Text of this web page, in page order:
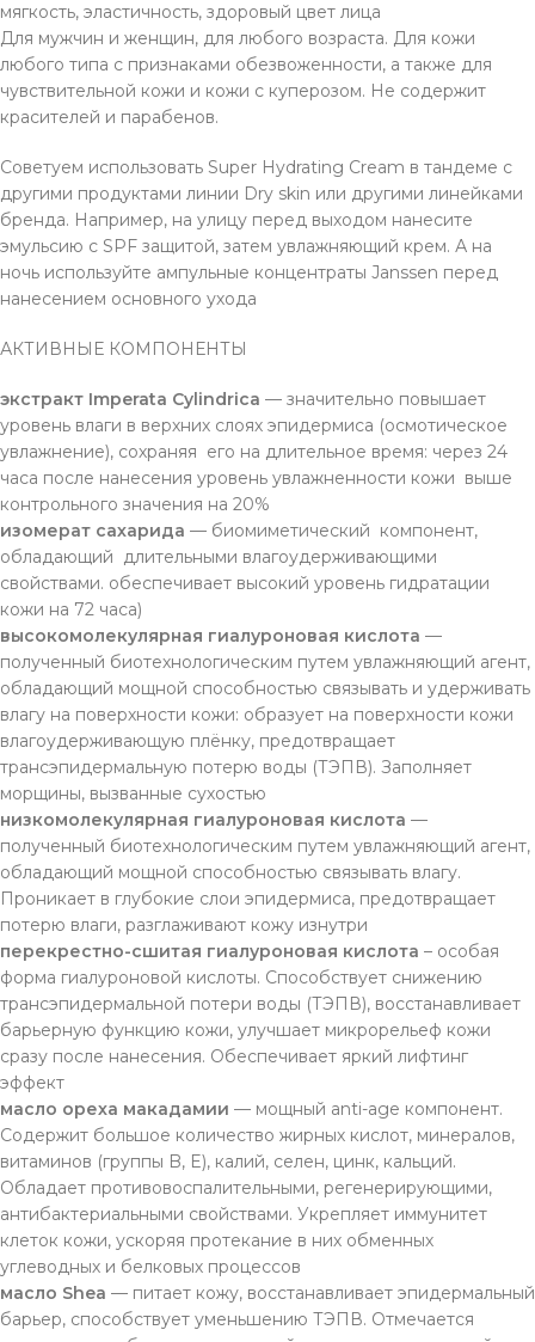
мягкость, эластичность, здоровый цвет лица
Для мужчин и женщин, для любого возраста. Для кожи
любого типа с признаками обезвоженности, а также для
чувствительной кожи и кожи с куперозом. Не содержит
красителей и парабенов.
Советуем использовать Super Hydrating Cream в тандеме с
другими продуктами линии Dry skin или другими линейками
бренда. Например, на улицу перед выходом нанесите
эмульсию с SPF защитой, затем увлажняющий крем. А на
ночь используйте ампульные концентраты Janssen перед
нанесением основного ухода
АКТИВНЫЕ КОМПОНЕНТЫ
экстракт Imperata Cylindrica — значительно повышает
уровень влаги в верхних слоях эпидермиса (осмотическое
увлажнение), сохраняя его на длительное время: через 24
часа после нанесения уровень увлажненности кожи выше
контрольного значения на 20%
изомерат сахарида — биомиметический компонент,
обладающий длительными влагоудерживающими
свойствами. обеспечивает высокий уровень гидратации
кожи на 72 часа)
высокомолекулярная гиалуроновая кислота —
полученный биотехнологическим путем увлажняющий агент,
обладающий мощной способностью связывать и удерживать
влагу на поверхности кожи: образует на поверхности кожи
влагоудерживающую плёнку, предотвращает
трансэпидермальную потерю воды (ТЭПВ). Заполняет
морщины, вызванные сухостью
низкомолекулярная гиалуроновая кислота —
полученный биотехнологическим путем увлажняющий агент,
обладающий мощной способностью связывать влагу.
Проникает в глубокие слои эпидермиса, предотвращает
потерю влаги, разглаживают кожу изнутри
перекрестно-сшитая гиалуроновая кислота – особая
форма гиалуроновой кислоты. Способствует снижению
трансэпидермальной потери воды (ТЭПВ), восстанавливает
барьерную функцию кожи, улучшает микрорельеф кожи
сразу после нанесения. Обеспечивает яркий лифтинг
эффект
масло ореха макадамии — мощный anti-age компонент.
Содержит большое количество жирных кислот, минералов,
витаминов (группы B, E), калий, селен, цинк, кальций.
Обладает противовоспалительными, регенерирующими,
антибактериальными свойствами. Укрепляет иммунитет
клеток кожи, ускоряя протекание в них обменных
углеводных и белковых процессов
масло Shea — питает кожу, восстанавливает эпидермальный
барьер, способствует уменьшению ТЭПВ. Отмечается